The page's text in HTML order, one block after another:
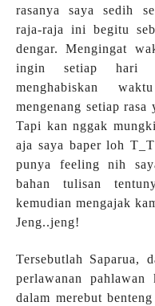
rasanya saya sedih
raja-raja ini begitu
dengar. Mengingat
ingin setiap hari
menghabiskan
mengenang setiap
Tapi kan nggak
aja saya baper loh
punya feeling nih
bahan tulisan
kemudian mengajak
Jeng..jeng!
Tersebutlah Saparua,
perlawanan
dalam merebut